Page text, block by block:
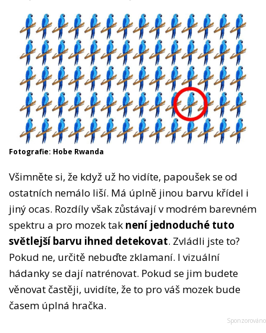
Fotografie: Hobe Rwanda
Všimněte si, že když už ho vidíte, papoušek se od
ostatních nemálo liší. Má úplně jinou barvu křídel i
jiný ocas. Rozdíly však zůstávají v modrém barevném
spektru a pro mozek tak není jednoduché tuto
světlejší barvu ihned detekovat. Zvládli jste to?
Pokud ne, určitě nebuďte zklamaní. I vizuální
hádanky se dají natrénovat. Pokud se jim budete
věnovat častěji, uvidíte, že to pro váš mozek bude
časem úplná hračka.